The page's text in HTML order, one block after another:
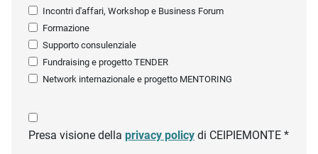
Incontri d'affari, Workshop e Business Forum
Formazione
Supporto consulenziale
Fundraising e progetto TENDER
Network internazionale e progetto MENTORING
Presa visione della privacy policy di CEIPIEMONTE *